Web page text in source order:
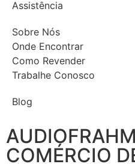
Assistência
Sobre Nós
Onde Encontrar
Como Revender
Trabalhe Conosco
Blog
COMÉRCIO